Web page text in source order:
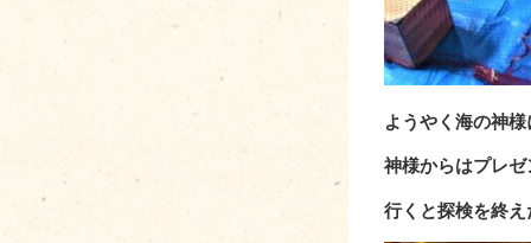
ようやく海の神
神様からはプレ
行くと探検を終